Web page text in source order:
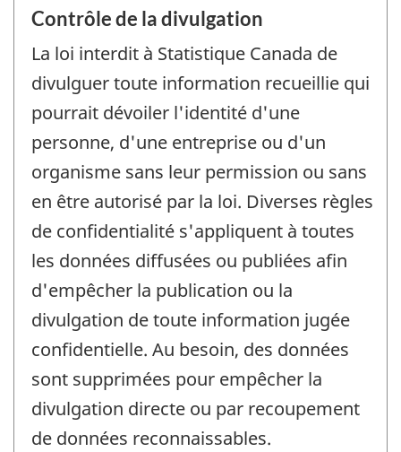
Contrôle de la divulgation
La loi interdit à Statistique Canada de
divulguer toute information recueillie qui
pourrait dévoiler l'identité d'une
personne, d'une entreprise ou d'un
organisme sans leur permission ou sans
en être autorisé par la loi. Diverses règles
de confidentialité s'appliquent à toutes
les données diffusées ou publiées afin
d'empêcher la publication ou la
divulgation de toute information jugée
confidentielle. Au besoin, des données
sont supprimées pour empêcher la
divulgation directe ou par recoupement
de données reconnaissables.